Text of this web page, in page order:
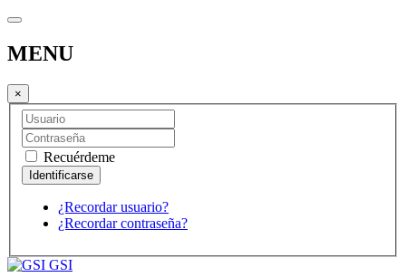
MENU
×
Recuérdeme
¿Recordar usuario?
¿Recordar contraseña?
GSI